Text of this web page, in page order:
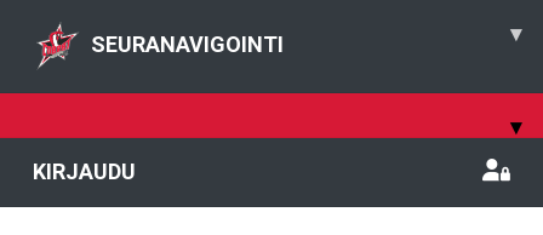
SEURANAVIGOINTI ▾
▾
KIRJAUDU